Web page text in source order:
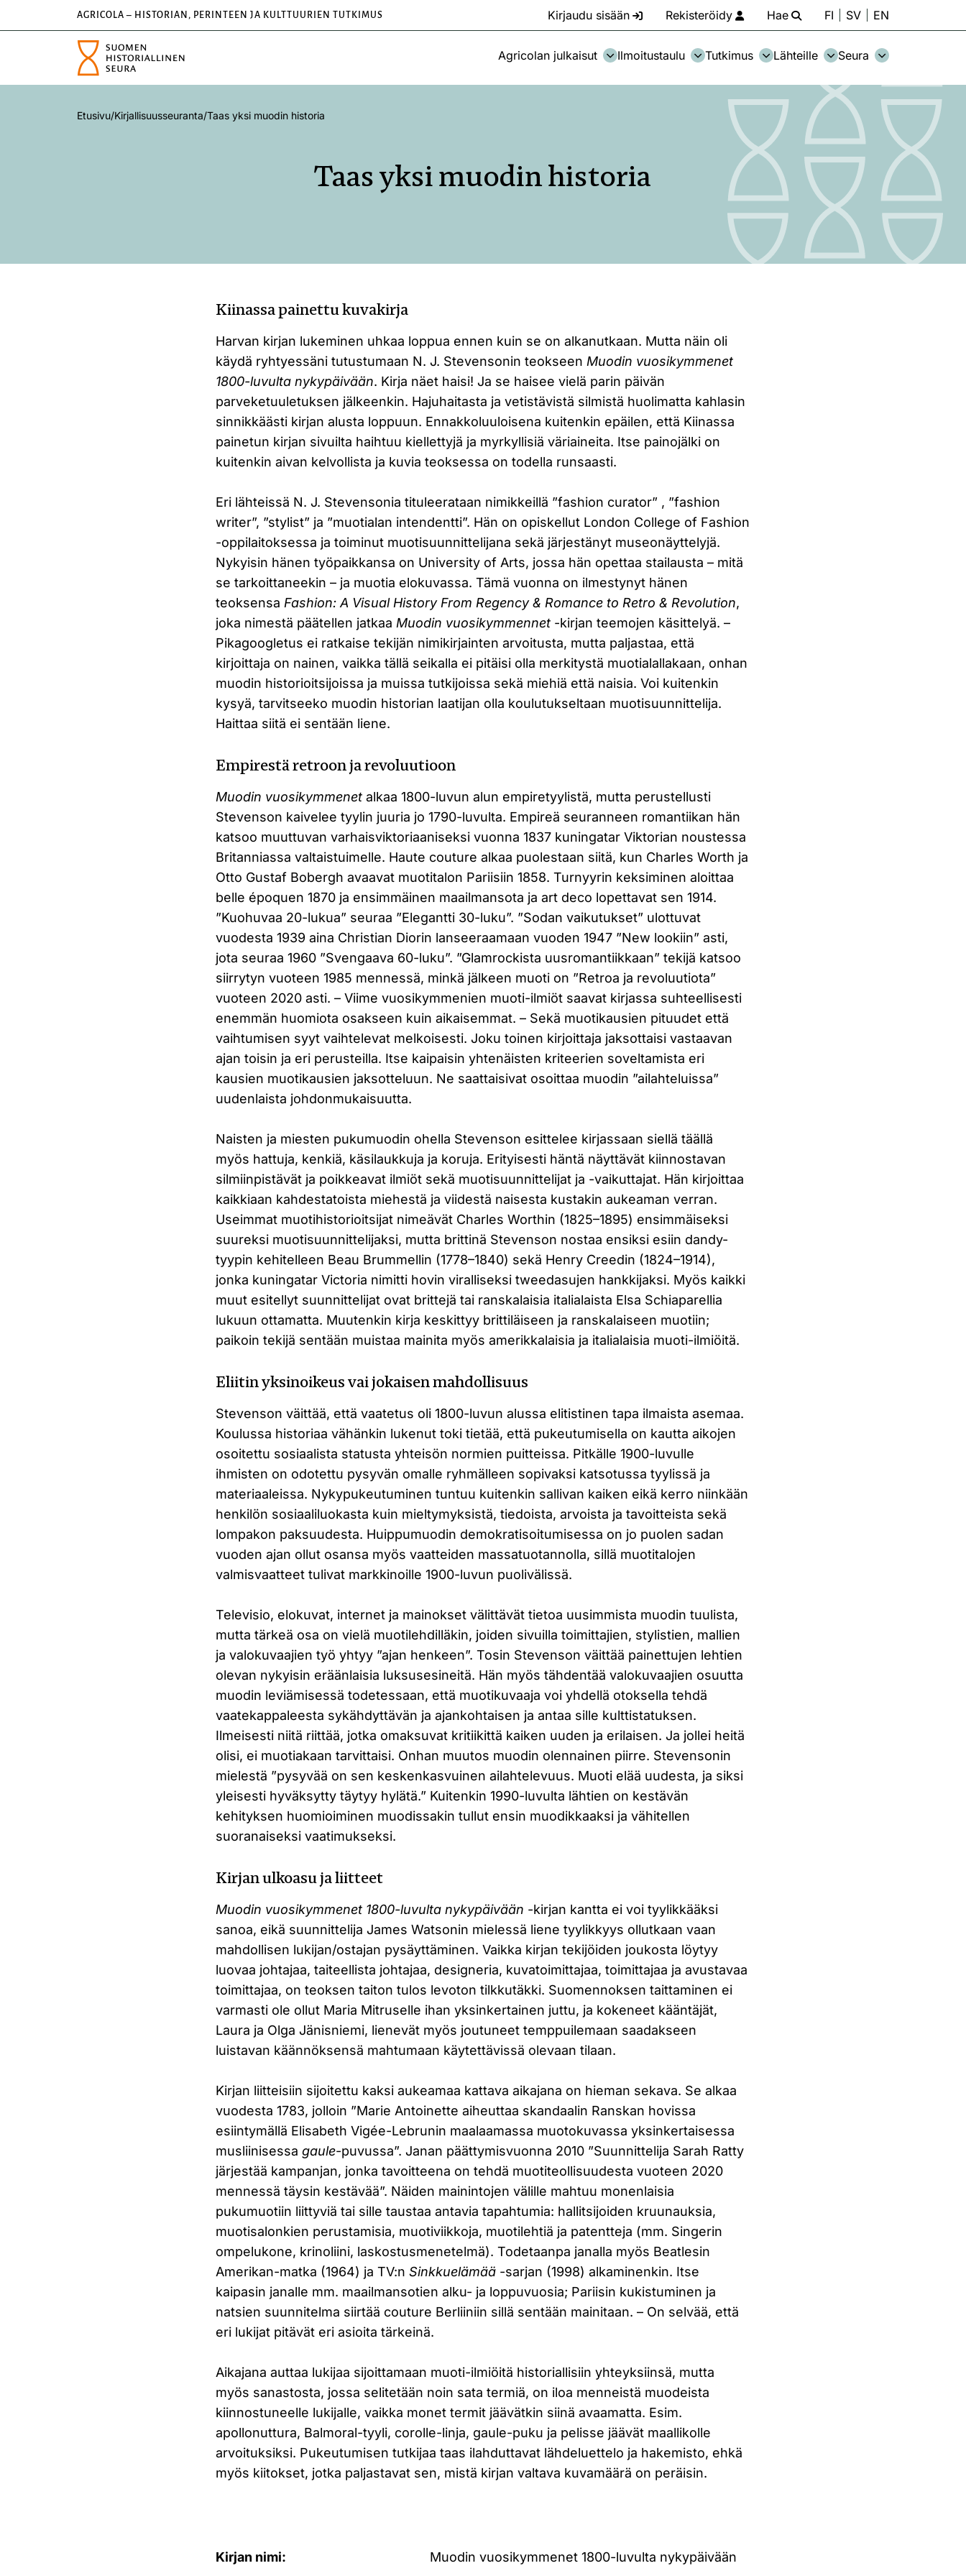
AGRICOLA – HISTORIAN, PERINTEEN JA KULTTUURIEN TUTKIMUS Kirjaudu sisään Rekisteröidy Hae FI SV EN
Agricolan julkaisut Ilmoitustaulu Tutkimus Lähteille Seura
Etusivu/Kirjallisuusseuranta/Taas yksi muodin historia
Taas yksi muodin historia
Kiinassa painettu kuvakirja
Harvan kirjan lukeminen uhkaa loppua ennen kuin se on alkanutkaan. Mutta näin oli
käydä ryhtyessäni tutustumaan N. J. Stevensonin teokseen Muodin vuosikymmenet
1800-luvulta nykypäivään. Kirja näet haisi! Ja se haisee vielä parin päivän
parveketuuletuksen jälkeenkin. Hajuhaitasta ja vetistävistä silmistä huolimatta kahlasin
sinnikkäästi kirjan alusta loppuun. Ennakkoluuloisena kuitenkin epäilen, että Kiinassa
painetun kirjan sivuilta haihtuu kiellettyjä ja myrkyllisiä väriaineita. Itse painojälki on
kuitenkin aivan kelvollista ja kuvia teoksessa on todella runsaasti.
Eri lähteissä N. J. Stevensonia tituleerataan nimikkeillä ”fashion curator” , ”fashion
writer”, ”stylist” ja ”muotialan intendentti”. Hän on opiskellut London College of Fashion
-oppilaitoksessa ja toiminut muotisuunnittelijana sekä järjestänyt museonäyttelyjä.
Nykyisin hänen työpaikkansa on University of Arts, jossa hän opettaa stailausta – mitä
se tarkoittaneekin – ja muotia elokuvassa. Tämä vuonna on ilmestynyt hänen
teoksensa Fashion: A Visual History From Regency & Romance to Retro & Revolution,
joka nimestä päätellen jatkaa Muodin vuosikymmennet -kirjan teemojen käsittelyä. –
Pikagoogletus ei ratkaise tekijän nimikirjainten arvoitusta, mutta paljastaa, että
kirjoittaja on nainen, vaikka tällä seikalla ei pitäisi olla merkitystä muotialallakaan, onhan
muodin historioitsijoissa ja muissa tutkijoissa sekä miehiä että naisia. Voi kuitenkin
kysyä, tarvitseeko muodin historian laatijan olla koulutukseltaan muotisuunnittelija.
Haittaa siitä ei sentään liene.
Empirestä retroon ja revoluutioon
Muodin vuosikymmenetalkaa 1800-luvun alun empiretyylistä, mutta perustellusti
Stevenson kaivelee tyylin juuria jo 1790-luvulta. Empireä seuranneen romantiikan hän
katsoo muuttuvan varhaisviktoriaaniseksi vuonna 1837 kuningatar Viktorian noustessa
Britanniassa valtaistuimelle. Haute couture alkaa puolestaan siitä, kun Charles Worth ja
Otto Gustaf Bobergh avaavat muotitalon Pariisiin 1858. Turnyyrin keksiminen aloittaa
belle époquen 1870 ja ensimmäinen maailmansota ja art deco lopettavat sen 1914.
”Kuohuvaa 20-lukua” seuraa ”Elegantti 30-luku”. ”Sodan vaikutukset” ulottuvat
vuodesta 1939 aina Christian Diorin lanseeraamaan vuoden 1947 ”New lookiin” asti,
jota seuraa 1960 ”Svengaava 60-luku”. ”Glamrockista uusromantiikkaan” tekijä katsoo
siirrytyn vuoteen 1985 mennessä, minkä jälkeen muoti on ”Retroa ja revoluutiota”
vuoteen 2020 asti. – Viime vuosikymmenien muoti-ilmiöt saavat kirjassa suhteellisesti
enemmän huomiota osakseen kuin aikaisemmat. – Sekä muotikausien pituudet että
vaihtumisen syyt vaihtelevat melkoisesti. Joku toinen kirjoittaja jaksottaisi vastaavan
ajan toisin ja eri perusteilla. Itse kaipaisin yhtenäisten kriteerien soveltamista eri
kausien muotikausien jaksotteluun. Ne saattaisivat osoittaa muodin ”ailahteluissa”
uudenlaista johdonmukaisuutta.
Naisten ja miesten pukumuodin ohella Stevenson esittelee kirjassaan siellä täällä
myös hattuja, kenkiä, käsilaukkuja ja koruja. Erityisesti häntä näyttävät kiinnostavan
silmiinpistävät ja poikkeavat ilmiöt sekä muotisuunnittelijat ja -vaikuttajat. Hän kirjoittaa
kaikkiaan kahdestatoista miehestä ja viidestä naisesta kustakin aukeaman verran.
Useimmat muotihistorioitsijat nimeävät Charles Worthin (1825–1895) ensimmäiseksi
suureksi muotisuunnittelijaksi, mutta brittinä Stevenson nostaa ensiksi esiin dandy-
tyypin kehitelleen Beau Brummellin (1778–1840) sekä Henry Creedin (1824–1914),
jonka kuningatar Victoria nimitti hovin viralliseksi tweedasujen hankkijaksi. Myös kaikki
muut esitellyt suunnittelijat ovat brittejä tai ranskalaisia italialaista Elsa Schiaparellia
lukuun ottamatta. Muutenkin kirja keskittyy brittiläiseen ja ranskalaiseen muotiin;
paikoin tekijä sentään muistaa mainita myös amerikkalaisia ja italialaisia muoti-ilmiöitä.
Eliitin yksinoikeus vai jokaisen mahdollisuus
Stevenson väittää, että vaatetus oli 1800-luvun alussa elitistinen tapa ilmaista asemaa.
Koulussa historiaa vähänkin lukenut toki tietää, että pukeutumisella on kautta aikojen
osoitettu sosiaalista statusta yhteisön normien puitteissa. Pitkälle 1900-luvulle
ihmisten on odotettu pysyvän omalle ryhmälleen sopivaksi katsotussa tyylissä ja
materiaaleissa. Nykypukeutuminen tuntuu kuitenkin sallivan kaiken eikä kerro niinkään
henkilön sosiaaliluokasta kuin mieltymyksistä, tiedoista, arvoista ja tavoitteista sekä
lompakon paksuudesta. Huippumuodin demokratisoitumisessa on jo puolen sadan
vuoden ajan ollut osansa myös vaatteiden massatuotannolla, sillä muotitalojen
valmisvaatteet tulivat markkinoille 1900-luvun puolivälissä.
Televisio, elokuvat, internet ja mainokset välittävät tietoa uusimmista muodin tuulista,
mutta tärkeä osa on vielä muotilehdilläkin, joiden sivuilla toimittajien, stylistien, mallien
ja valokuvaajien työ yhtyy ”ajan henkeen”. Tosin Stevenson väittää painettujen lehtien
olevan nykyisin eräänlaisia luksusesineitä. Hän myös tähdentää valokuvaajien osuutta
muodin leviämisessä todetessaan, että muotikuvaaja voi yhdellä otoksella tehdä
vaatekappaleesta sykähdyttävän ja ajankohtaisen ja antaa sille kulttistatuksen.
Ilmeisesti niitä riittää, jotka omaksuvat kritiikittä kaiken uuden ja erilaisen. Ja jollei heitä
olisi, ei muotiakaan tarvittaisi. Onhan muutos muodin olennainen piirre. Stevensonin
mielestä ”pysyvää on sen keskenkasvuinen ailahtelevuus. Muoti elää uudesta, ja siksi
yleisesti hyväksytty täytyy hylätä.” Kuitenkin 1990-luvulta lähtien on kestävän
kehityksen huomioiminen muodissakin tullut ensin muodikkaaksi ja vähitellen
suoranaiseksi vaatimukseksi.
Kirjan ulkoasu ja liitteet
Muodin vuosikymmenet 1800-luvulta nykypäivään -kirjan kantta ei voi tyylikkääksi
sanoa, eikä suunnittelija James Watsonin mielessä liene tyylikkyys ollutkaan vaan
mahdollisen lukijan/ostajan pysäyttäminen. Vaikka kirjan tekijöiden joukosta löytyy
luovaa johtajaa, taiteellista johtajaa, designeria, kuvatoimittajaa, toimittajaa ja avustavaa
toimittajaa, on teoksen taiton tulos levoton tilkkutäkki. Suomennoksen taittaminen ei
varmasti ole ollut Maria Mitruselle ihan yksinkertainen juttu, ja kokeneet kääntäjät,
Laura ja Olga Jänisniemi, lienevät myös joutuneet temppuilemaan saadakseen
luistavan käännöksensä mahtumaan käytettävissä olevaan tilaan.
Kirjan liitteisiin sijoitettu kaksi aukeamaa kattava aikajana on hieman sekava. Se alkaa
vuodesta 1783, jolloin ”Marie Antoinette aiheuttaa skandaalin Ranskan hovissa
esiintymällä Elisabeth Vigée-Lebrunin maalaamassa muotokuvassa yksinkertaisessa
musliinisessagaule-puvussa”. Janan päättymisvuonna 2010 ”Suunnittelija Sarah Ratty
järjestää kampanjan, jonka tavoitteena on tehdä muotiteollisuudesta vuoteen 2020
mennessä täysin kestävää”. Näiden mainintojen välille mahtuu monenlaisia
pukumuotiin liittyviä tai sille taustaa antavia tapahtumia: hallitsijoiden kruunauksia,
muotisalonkien perustamisia, muotiviikkoja, muotilehtiä ja patentteja (mm. Singerin
ompelukone, krinoliini, laskostusmenetelmä). Todetaanpa janalla myös Beatlesin
Amerikan-matka (1964) ja TV:nSinkkuelämää -sarjan (1998) alkaminenkin. Itse
kaipasin janalle mm. maailmansotien alku- ja loppuvuosia; Pariisin kukistuminen ja
natsien suunnitelma siirtää couture Berliiniin sillä sentään mainitaan. – On selvää, että
eri lukijat pitävät eri asioita tärkeinä.
Aikajana auttaa lukijaa sijoittamaan muoti-ilmiöitä historiallisiin yhteyksiinsä, mutta
myös sanastosta, jossa selitetään noin sata termiä, on iloa menneistä muodeista
kiinnostuneelle lukijalle, vaikka monet termit jäävätkin siinä avaamatta. Esim.
apollonuttura, Balmoral-tyyli, corolle-linja, gaule-puku ja pelisse jäävät maallikolle
arvoituksiksi. Pukeutumisen tutkijaa taas ilahduttavat lähdeluettelo ja hakemisto, ehkä
myös kiitokset, jotka paljastavat sen, mistä kirjan valtava kuvamäärä on peräisin.
Kirjan nimi: Muodin vuosikymmenet 1800-luvulta nykypäivään